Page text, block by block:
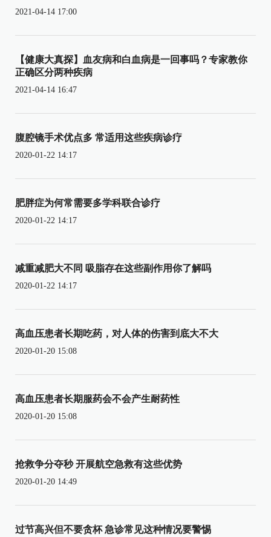
2021-04-14 17:00
【健康大真探】血友病和白血病是一回事吗？专家教你
正确区分两种疾病
2021-04-14 16:47
腹腔镜手术优点多 常适用这些疾病诊疗
2020-01-22 14:17
肥胖症为何常需要多学科联合诊疗
2020-01-22 14:17
减重减肥大不同 吸脂存在这些副作用你了解吗
2020-01-22 14:17
高血压患者长期吃药，对人体的伤害到底大不大
2020-01-20 15:08
高血压患者长期服药会不会产生耐药性
2020-01-20 15:08
抢救争分夺秒 开展航空急救有这些优势
2020-01-20 14:49
过节高兴但不要贪杯 急诊常见这种情况要警惕